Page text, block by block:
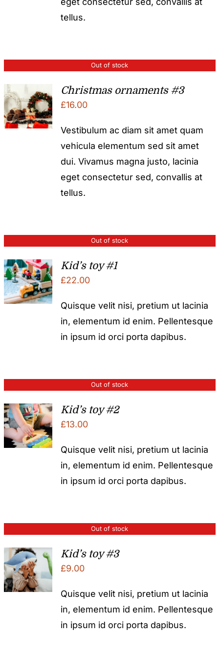
tellus.
Out of stock
Christmas ornaments #3
£16.00
Vestibulum ac diam sit amet quam
vehicula elementum sed sit amet
dui. Vivamus magna justo, lacinia
eget consectetur sed, convallis at
tellus.
Out of stock
Kid’s toy #1
£22.00
Quisque velit nisi, pretium ut lacinia
in, elementum id enim. Pellentesque
in ipsum id orci porta dapibus.
Out of stock
Kid’s toy #2
£13.00
Quisque velit nisi, pretium ut lacinia
in, elementum id enim. Pellentesque
in ipsum id orci porta dapibus.
Out of stock
Kid’s toy #3
£9.00
Quisque velit nisi, pretium ut lacinia
in, elementum id enim. Pellentesque
in ipsum id orci porta dapibus.